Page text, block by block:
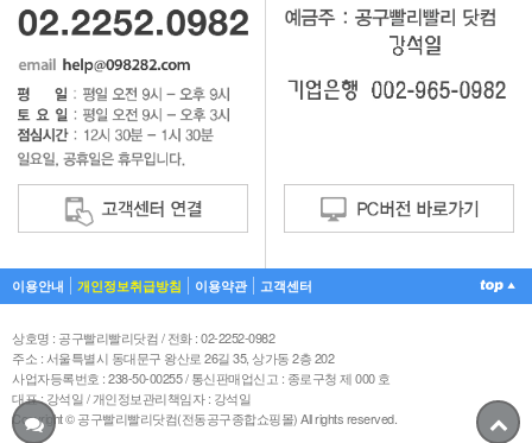
이용안내 개인정보취급방침 이용약관 고객센터
상호명 : 공구빨리빨리닷컴 / 전화 : 02-2252-0982
주소 : 서울특별시 동대문구 왕산로 26길 35, 상가동 2층 202
사업자등록번호 : 238-50-00255 / 통신판매업신고 : 종로구청 제 000 호
대표 : 강석일 / 개인정보관리책임자 : 강석일
Copyright © 공구빨리빨리닷컴(전동공구종합쇼핑몰) All rights reserved.